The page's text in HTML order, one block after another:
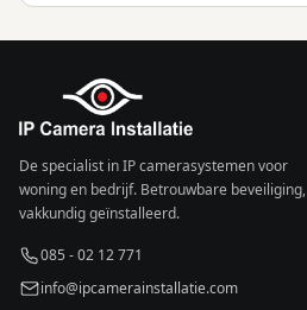
De specialist in IP camerasystemen voor
woning en bedrijf. Betrouwbare beveiliging,
vakkundig geïnstalleerd.
085 - 02 12 771
info@ipcamerainstallatie.com